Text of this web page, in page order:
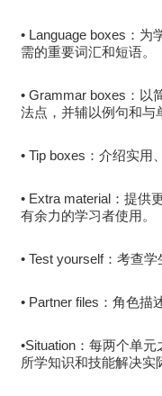
• Language boxes：
需的重要词汇和短语。
• Grammar boxes：以
法点，并辅以例句和与
• Tip boxes：介绍实用
• Extra material：提供
有余力的学习者使用。
• Test yourself：考查
• Partner files：角色描
•Situation：每两个单
所学知识和技能解决实